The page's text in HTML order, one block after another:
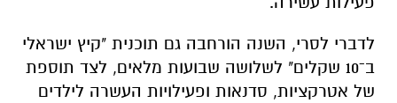
לדברי לסרי, השנה הורחבה גם תוכנית "קיץ ישראלי
ב־10 שקלים" לשלושה שבועות מלאים, לצד תוספת
של אטרקציות, סדנאות ופעילויות העשרה לילדים